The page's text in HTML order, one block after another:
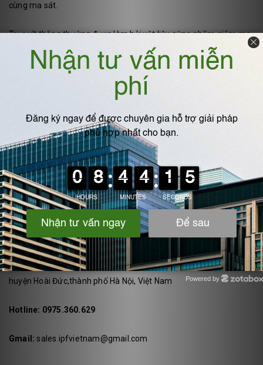
cùng ma sát.
Trục vít thông thường được làm bởi vật liệu cứng nhằm giảm ma
sát. Trong khi bánh vít thường làm bởi chất liệu mềm.
Sản phẩm cơ khí và những lưu ý khi lựa chọn
Trên đây là các loại bánh răng và ứng dụng của chúng, hy vọng
sẽ giúp bạn có những kiến thức bổ ích về sản phẩm và đưa ra lựa
chọn phù hợp trong chọn mua và lắp đặt bánh răng. Nếu bạn
đang có nhu cầu mua các sản phẩm cơ khí haycác sản phẩm
bổ trợ công nghiệp khác hãy liên hệ với IPF Việt Nam nhé !
Thông tin liên hệ:
CÔNG TY TNHH KỸ THUẬT IPF VIỆT NAM
Địa chỉ:Số nhà 11 ngách 1111/43, thôn Ngãi Cầu, xã An Khánh,
huyện Hoài Đức,thành phố Hà Nội, Việt Nam
Hotline: 0975.360.629
Gmail: sales.ipfvietnam@gmail.com
Powered by